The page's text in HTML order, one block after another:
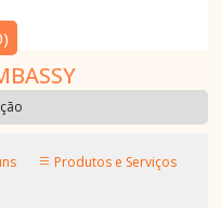
)
Produtos e Serviços